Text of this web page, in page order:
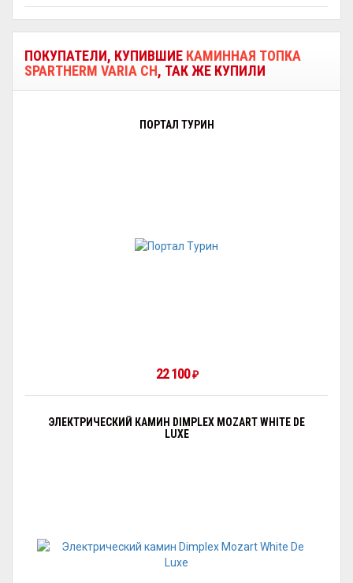
ПОКУПАТЕЛИ, КУПИВШИЕ КАМИННАЯ ТОПКА
SPARTHERM VARIA CH, ТАК ЖЕ КУПИЛИ
ПОРТАЛ ТУРИН
22 100₽
ЭЛЕКТРИЧЕСКИЙ КАМИН DIMPLEX MOZART WHITE DE
LUXE